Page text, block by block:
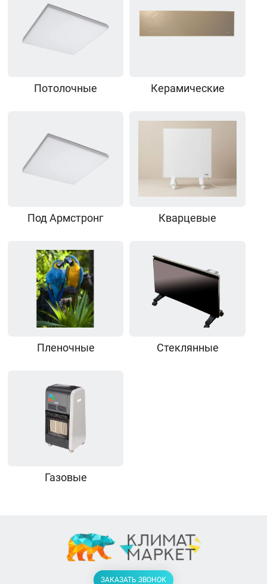
Потолочные Керамические
Под Армстронг Кварцевые
Пленочные Стеклянные
Газовые
ЗАКАЗАТЬ ЗВОНОК